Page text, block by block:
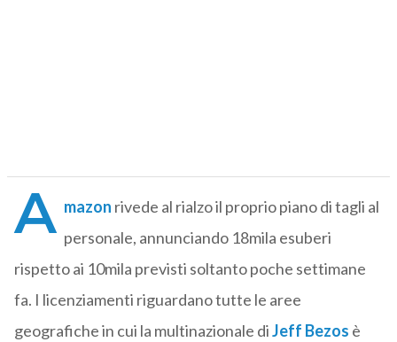
A mazon rivede al rialzo il proprio piano di tagli al
personale, annunciando 18mila esuberi
rispetto ai 10mila previsti soltanto poche settimane
fa. I licenziamenti riguardano tutte le aree
geografiche in cui la multinazionale diJeff Bezos è